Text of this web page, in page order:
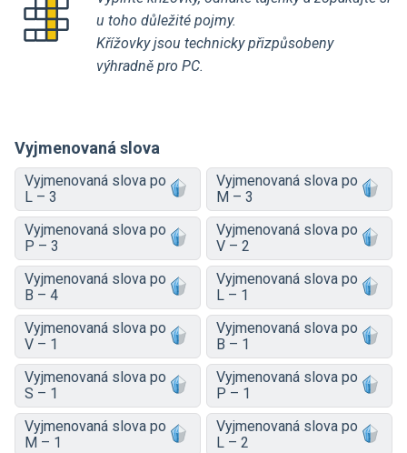
u toho důležité pojmy.
Křížovky jsou technicky přizpůsobeny
výhradně pro PC.
Vyjmenovaná slova
Vyjmenovaná slova po
L – 3
Vyjmenovaná slova po
M – 3
Vyjmenovaná slova po
P – 3
Vyjmenovaná slova po
V – 2
Vyjmenovaná slova po
B – 4
Vyjmenovaná slova po
L – 1
Vyjmenovaná slova po
V – 1
Vyjmenovaná slova po
B – 1
Vyjmenovaná slova po
S – 1
Vyjmenovaná slova po
P – 1
Vyjmenovaná slova po
M – 1
Vyjmenovaná slova po
L – 2